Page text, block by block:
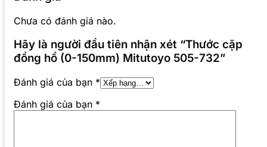
Chưa có đánh giá nào.
Hãy là người đầu tiên nhận xét “Thước cặp
đồng hồ (0-150mm) Mitutoyo 505-732”
Đánh giá của bạn *
Đánh giá của bạn *